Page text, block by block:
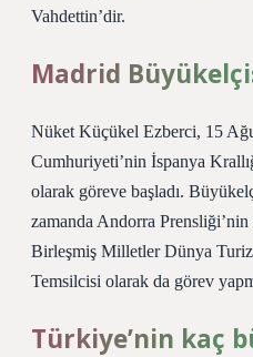
Vahdettin’dir.
Madrid
Nüket Küçükel Ezberci, 15
Cumhuriyeti’nin İspanya
olarak göreve başladı.
zamanda Andorra
Birleşmiş Milletler Dünya
Temsilcisi olarak da görev
Türkiye’nin kaç